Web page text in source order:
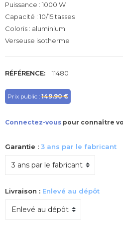
Puissance : 1000 W
Capacité : 10/15 tasses
Coloris : aluminium
Verseuse isotherme
RÉFÉRENCE: 11480
Prix public : 149.90 €
Connectez-vous pour connaître
Garantie : 3 ans par le fabricant
Livraison : Enlevé au dépôt